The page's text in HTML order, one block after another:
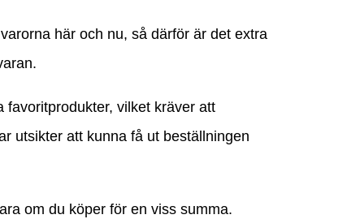
här och nu, så därför är det extra
vilket kräver att
utsikter att kunna få ut beställningen
om du köper för en viss summa.